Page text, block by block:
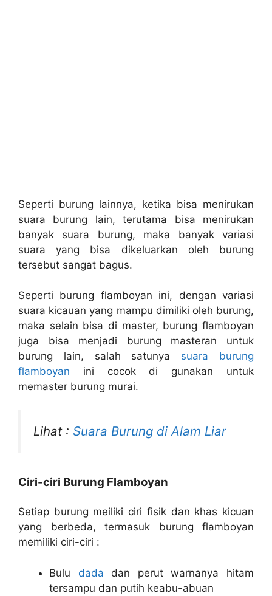
Seperti burung lainnya, ketika bisa menirukan
suara burung lain, terutama bisa menirukan
banyak suara burung, maka banyak variasi
suara yang bisa dikeluarkan oleh burung
tersebut sangat bagus.
Seperti burung flamboyan ini, dengan variasi
suara kicauan yang mampu dimiliki oleh burung,
maka selain bisa di master, burung flamboyan
juga bisa menjadi burung masteran untuk
burung lain, salah satunya suara burung
flamboyan ini cocok di gunakan untuk
memaster burung murai.
Lihat : Suara Burung di Alam Liar
Ciri-ciri Burung Flamboyan
Setiap burung meiliki ciri fisik dan khas kicuan
yang berbeda, termasuk burung flamboyan
memiliki ciri-ciri :
Bulu dada dan perut warnanya hitam
tersampu dan putih keabu-abuan